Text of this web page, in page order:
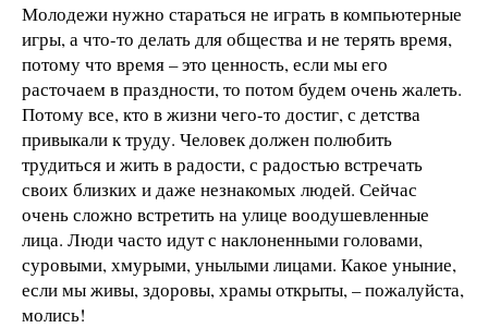
Молодежи нужно стараться не играть в компьютерные
игры, а что-то делать для общества и не терять время,
потому что время – это ценность, если мы его
расточаем в праздности, то потом будем очень жалеть.
Потому все, кто в жизни чего-то достиг, с детства
привыкали к труду. Человек должен полюбить
трудиться и жить в радости, с радостью встречать
своих близких и даже незнакомых людей. Сейчас
очень сложно встретить на улице воодушевленные
лица. Люди часто идут с наклоненными головами,
суровыми, хмурыми, унылыми лицами. Какое уныние,
если мы живы, здоровы, храмы открыты, – пожалуйста,
молись!